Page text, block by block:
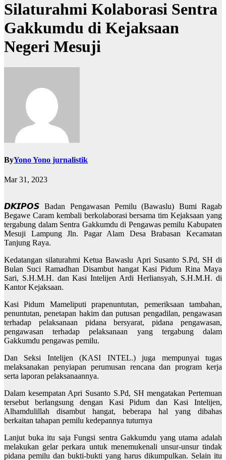
Silaturahmi Kolaborasi Sentra
Gakkumdu di Kejaksaan
Negeri Mesuji
ByYono Yono jurnalistik
Mar 31, 2023
𝘿𝙆𝙄𝙋𝙊𝙎 Badan Pengawasan Pemilu (Bawaslu) Bumi Ragab
Begawe Caram kembali berkolaborasi bersama tim Kejaksaan yang
tergabung dalam Sentra Gakkumdu di Pengawas pemilu Kabupaten
Mesuji Lampung Jln. Pagar Alam Desa Brabasan Kecamatan
Tanjung Raya.
Kedatangan silaturahmi Ketua Bawaslu Apri Susanto S.Pd, SH di
Bulan Suci Ramadhan Disambut hangat Kasi Pidum Rina Maya
Sari, S.H.M.H. dan Kasi Intelijen Ardi Herliansyah, S.H.M.H. di
Kantor Kejaksaan.
Kasi Pidum Mameliputi prapenuntutan, pemeriksaan tambahan,
penuntutan, penetapan hakim dan putusan pengadilan, pengawasan
terhadap pelaksanaan pidana bersyarat, pidana pengawasan,
pengawasan terhadap pelaksanaan yang tergabung dalam
Gakkumdu pengawas pemilu.
Dan Seksi Intelijen (KASI INTEL.) juga mempunyai tugas
melaksanakan penyiapan perumusan rencana dan program kerja
serta laporan pelaksanaannya.
Dalam kesempatan Apri Susanto S.Pd, SH mengatakan Pertemuan
tersebut berlangsung dengan Kasi Pidum dan Kasi Intelijen,
Alhamdulillah disambut hangat, beberapa hal yang dibahas
berkaitan tahapan pemilu kedepannya tuturnya
Lanjut buka itu saja Fungsi sentra Gakkumdu yang utama adalah
melakukan gelar perkara untuk menemukenali unsur-unsur tindak
pidana pemilu dan bukti-bukti yang harus dikumpulkan. Selain itu